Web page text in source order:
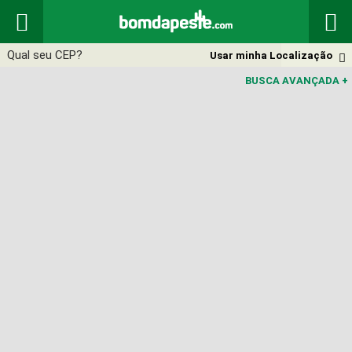
 

Usar minha Localização
BUSCA AVANÇADA +